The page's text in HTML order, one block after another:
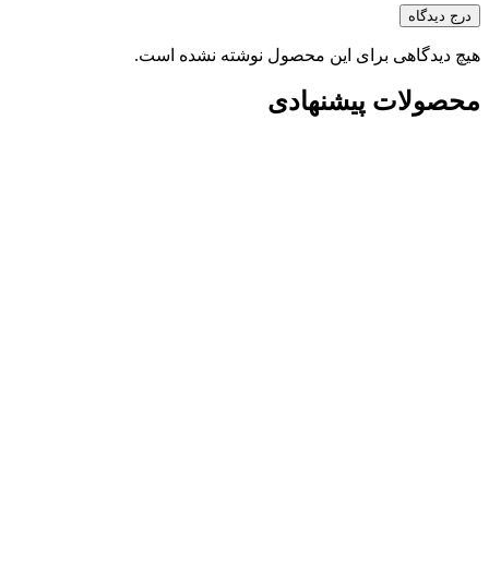
درج دیدگاه
هیچ دیدگاهی برای این محصول نوشته نشده است.
محصولات پیشنهادی